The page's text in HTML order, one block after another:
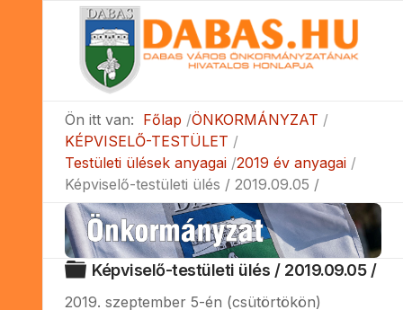
Ön itt van: Főlap ÖNKORMÁNYZAT
KÉPVISELŐ-TESTÜLET
Testületi ülések anyagai 2019 év anyagai
Képviselő-testületi ülés / 2019.09.05 /
Mappa
Képviselő-testületi ülés / 2019.09.05 /
2019. szeptember 5-én (csütörtökön)